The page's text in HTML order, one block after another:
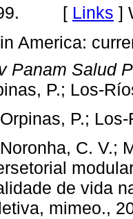
[ Links ]
America:
Panam Salud
P.; Los-
P.;
C. V.;
de vida